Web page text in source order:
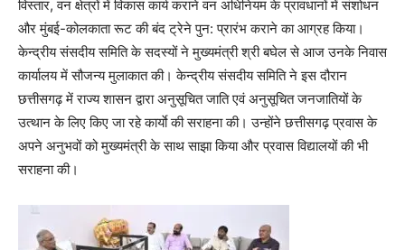
विस्तार, वन क्षेत्रों में विकास कार्य कराने वन अधिनियम के प्रावधानों में संशोधन
और मुंबई-कोलकाता रूट की बंद ट्रेने पुन: प्रारंभ कराने का आग्रह किया।
केन्द्रीय संसदीय समिति के सदस्यों ने मुख्यमंत्री श्री बघेल से आज उनके निवास
कार्यालय में सौजन्य मुलाकात की। केन्द्रीय संसदीय समिति ने इस दौरान
छत्तीसगढ़ में राज्य शासन द्वारा अनुसूचित जाति एवं अनुसूचित जनजातियों के
उत्थान के लिए किए जा रहे कार्याे की सराहना की। उन्होंने छत्तीसगढ़ प्रवास के
अपने अनुभवों को मुख्यमंत्री के साथ साझा किया और प्रवास विद्यालयों की भी
सराहना की।